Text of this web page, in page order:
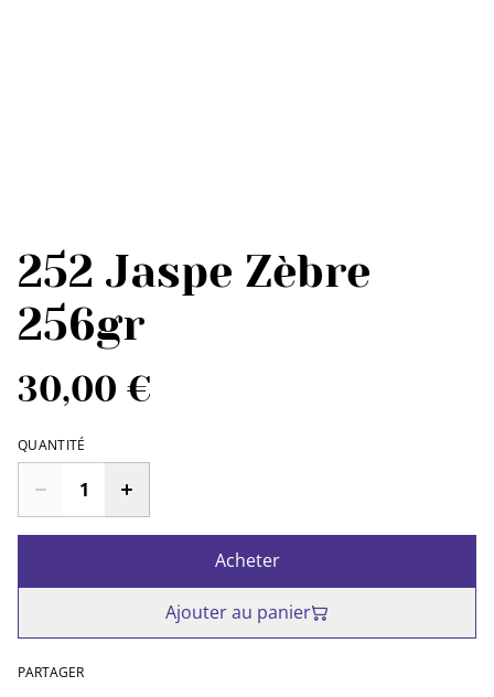
252 Jaspe Zèbre
256gr
30,00 €
QUANTITÉ
Acheter
Ajouter au panier
PARTAGER